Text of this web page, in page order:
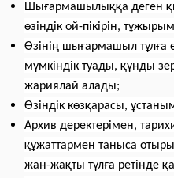
Шығармашылыққа деген
өзіндік ой-пікірін,
Өзінің шығармашыл тұлға
мүмкіндік туады, құнды
жариялай алады;
Өзіндік көзқарасы,
Архив деректерімен,
құжаттармен таныса
жан-жақты тұлға ретінде